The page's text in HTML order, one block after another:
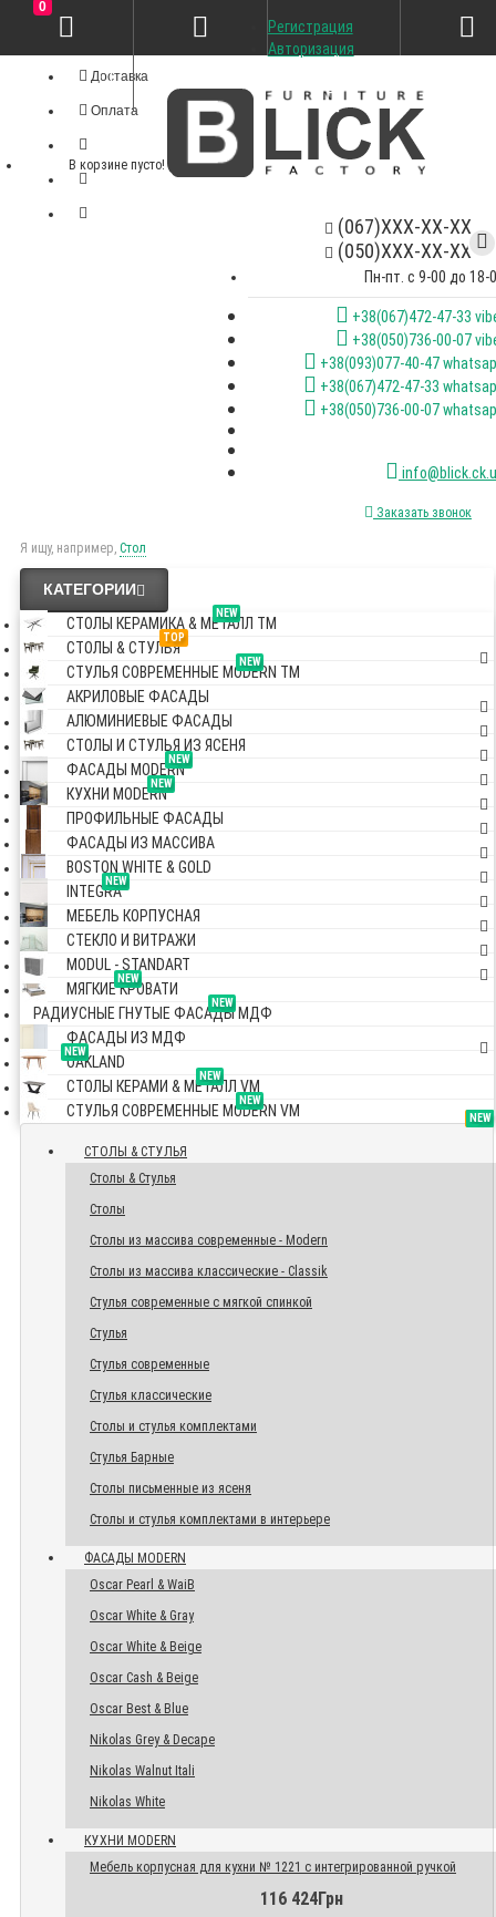
Доставка
Оплата
(067)XXX-XX-XX
(050)XXX-XX-XX
Пн-пт. с 9-00 до 18-
+38(067)472-47-33
+38(050)736-00-07
+38(093)077-40-47
+38(067)472-47-33
+38(050)736-00-07
Заказать звонок
Я ищу, например, Стол
Регистрация
Авторизация
0
В корзине пусто!
КАТЕГОРИИ
NEW
СТОЛЫ КЕРАМИКА & МЕТАЛЛ TM
TOP
СТОЛЫ & СТУЛЬЯ
NEW
СТУЛЬЯ СОВРЕМЕННЫЕ MODERN TM
АКРИЛОВЫЕ ФАСАДЫ
АЛЮМИНИЕВЫЕ ФАСАДЫ
СТОЛЫ И СТУЛЬЯ ИЗ ЯСЕНЯ
NEW
ФАСАДЫ MODERN
NEW
КУХНИ MODERN
ПРОФИЛЬНЫЕ ФАСАДЫ
ФАСАДЫ ИЗ МАССИВА
BOSTON WHITE & GOLD
NEW
INTEGRA
МЕБЕЛЬ КОРПУСНАЯ
СТЕКЛО И ВИТРАЖИ
MODUL - STANDART
NEW
МЯГКИЕ КРОВАТИ
NEW
РАДИУСНЫЕ ГНУТЫЕ ФАСАДЫ МДФ
ФАСАДЫ ИЗ МДФ
NEW
OAKLAND
NEW
СТОЛЫ КЕРАМИ & МЕТАЛЛ VM
NEW
СТУЛЬЯ СОВРЕМЕННЫЕ MODERN VM TOP
СТОЛЫ & СТУЛЬЯ
Столы & Стулья
Столы
Столы из массива современные - Modern
Столы из массива классические - Classik
Стулья современные с мягкой спинкой
Стулья
Стулья современные
Стулья классические
Столы и стулья комплектами
Стулья Барные
Столы письменные из ясеня
Столы и стулья комплектами в интерьере
NEW
ФАСАДЫ MODERN
Oscar Pearl & WaiB
Oscar White & Gray
Oscar White & Beige
Oscar Cash & Beige
Oscar Best & Blue
Nikolas Grey & Decape
Nikolas Walnut Itali
Nikolas White
NEW
КУХНИ MODERN
Мебель корпусная для кухни № 1221 с интегрированной ручкой
116 424Грн
NEW